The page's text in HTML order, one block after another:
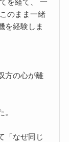
を経て、 一
のまま一緒
を経験しま
方の心が離
「なぜ同じ